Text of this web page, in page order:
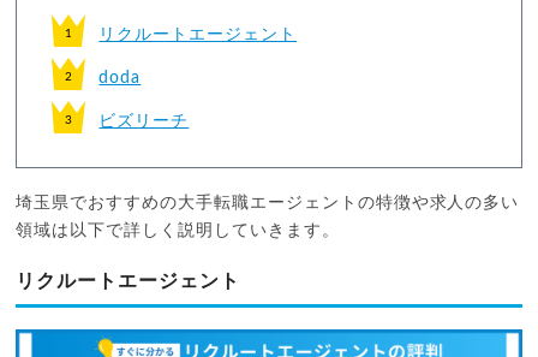
リクルートエージェント
doda
ビズリーチ
埼玉県でおすすめの大手転職エージェントの特徴や求人の多い
領域は以下で詳しく説明していきます。
リクルートエージェント